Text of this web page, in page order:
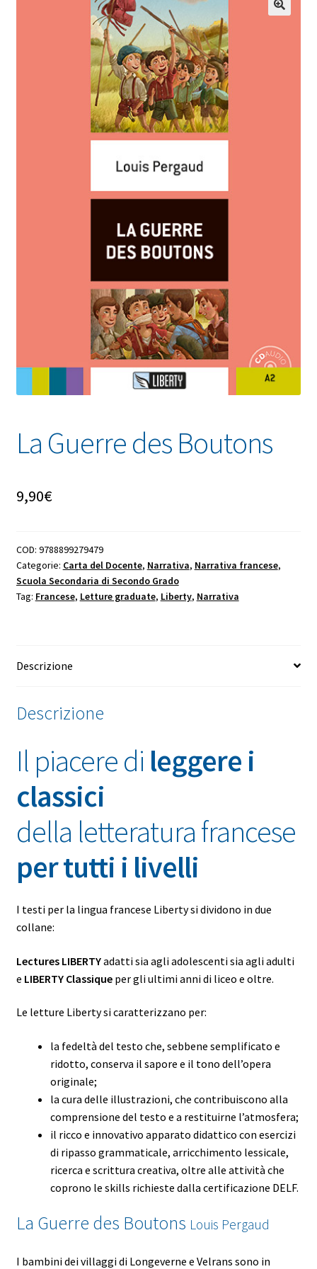
La Guerre des Boutons
9,90€
COD: 9788899279479
Categorie: Carta del Docente, Narrativa, Narrativa francese,
Scuola Secondaria di Secondo Grado
Tag: Francese, Letture graduate, Liberty, Narrativa
Descrizione
Descrizione
Il piacere di leggere i
classici
della letteratura francese
per tutti i livelli
I testi per la lingua francese Liberty si dividono in due
collane:
Lectures LIBERTYadatti sia agli adolescenti sia agli adulti
e LIBERTY Classiqueper gli ultimi anni di liceo e oltre.
Le letture Liberty si caratterizzano per:
la fedeltà del testo che, sebbene semplificato e
ridotto, conserva il sapore e il tono dell’opera
originale;
la cura delle illustrazioni, che contribuiscono alla
comprensione del testo e a restituirne l’atmosfera;
il ricco e innovativo apparato didattico con esercizi
di ripasso grammaticale, arricchimento lessicale,
ricerca e scrittura creativa, oltre alle attività che
coprono le skills richieste dalla certificazione DELF.
La Guerre des Boutons Louis Pergaud
I bambini dei villaggi di Longeverne e Velrans sono in